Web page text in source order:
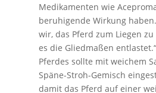
Medikamenten wie
beruhigende Wirkung
wir, das Pferd zum Liegen
es die Gliedmaßen
Pferdes sollte mit weichem
Späne-Stroh-Gemisch
damit das Pferd auf einer